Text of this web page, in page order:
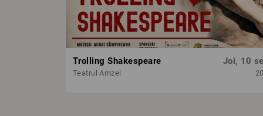
Trolling Shakespeare
Teatrul Amzei
Joi, 10